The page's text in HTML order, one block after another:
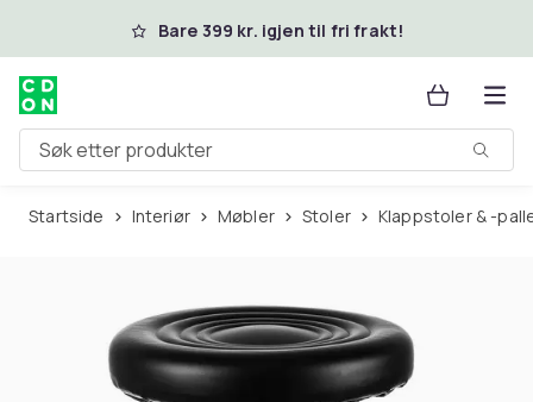
Hopp til hovedinnholdBare 399 kr. igjen til fri frakt!
Søk etter produkter
Startside Interiør Møbler Stoler Klappstoler & -